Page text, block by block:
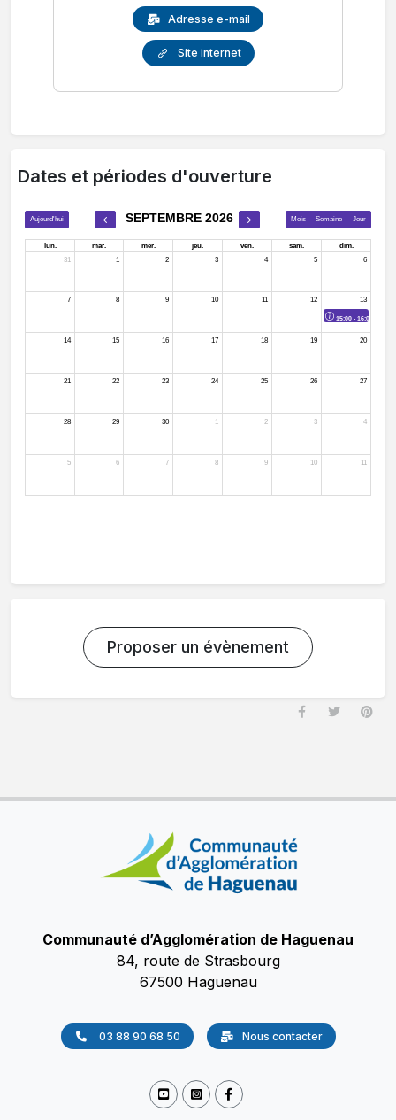
Adresse e-mail
Site internet
Dates et périodes d'ouverture
Proposer un évènement
Communauté d’Agglomération de Haguenau
84, route de Strasbourg
67500 Haguenau
03 88 90 68 50 Nous contacter